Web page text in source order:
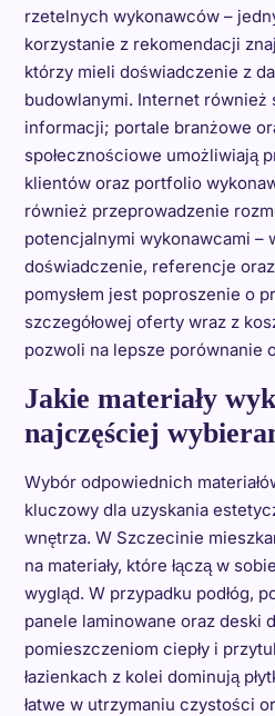
rzetelnych wykonawców –
korzystanie z rekomendacji
którzy mieli doświadczenie z
budowlanymi. Internet również
informacji; portale branżowe
społecznościowe umożliwiają
klientów oraz portfolio
również przeprowadzenie
potencjalnymi wykonawcami –
doświadczenie, referencje
pomysłem jest poproszenie o
szczegółowej oferty wraz z
pozwoli na lepsze porównanie
Jakie materiały
najczęściej
Wybór odpowiednich
kluczowy dla uzyskania
wnętrza. W Szczecinie
na materiały, które łączą w
wygląd. W przypadku podłóg,
panele laminowane oraz deski
pomieszczeniom ciepły i
łazienkach z kolei dominują
łatwe w utrzymaniu czystości